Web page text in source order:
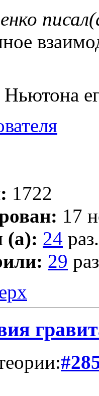
1722
17
(а): 24 раз.
29